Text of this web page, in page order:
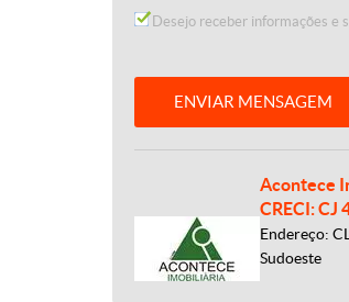
Desejo receber informações e
ENVIAR MENSAGEM
Acontece
CRECI: CJ
Endereço:
Sudoeste